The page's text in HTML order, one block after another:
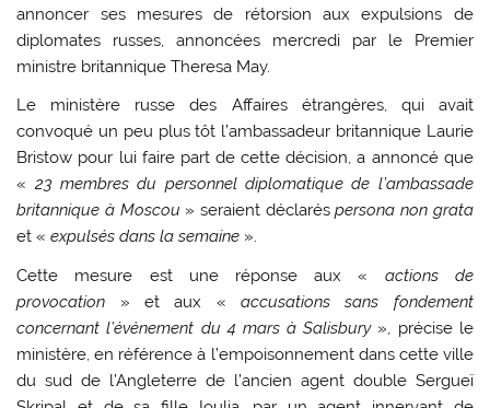
annoncer ses mesures de rétorsion aux expulsions de
diplomates russes, annoncées mercredi par le Premier
ministre britannique Theresa May.
Le ministère russe des Affaires étrangères, qui avait
convoqué un peu plus tôt l’ambassadeur britannique Laurie
Bristow pour lui faire part de cette décision, a annoncé que
«23 membres du personnel diplomatique de l’ambassade
britannique à Moscou » seraient déclaréspersona non grata
et «expulsés dans la semaine ».
Cette mesure est une réponse aux « actions de
provocation » et aux «accusations sans fondement
concernant l’évènement du 4 mars à Salisbury», précise le
ministère, en référence à l’empoisonnement dans cette ville
du sud de l’Angleterre de l’ancien agent double Sergueï